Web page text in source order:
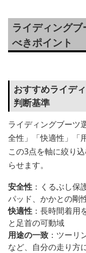
ライディング
べきポイント
おすすめライデ
判断基準
ライディングブーツ
全性」「快適性」「
この3点を軸に絞り
らせます。
安全性 ：くるぶし保
パッド、かかとの剛
快適性 ：長時間着用
と足首の可動域
用途の一致 ：ツーリ
など、自分の走り方